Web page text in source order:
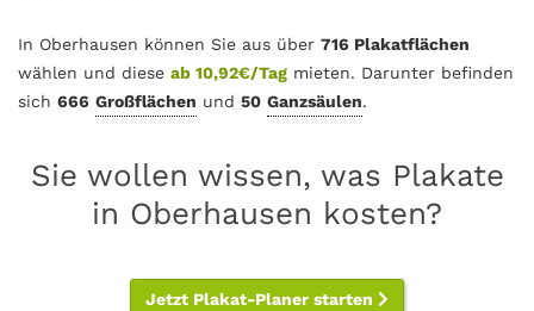
In Oberhausen können Sie aus über 716 Plakatflächen
wählen und diese ab 10,92€/Tag mieten. Darunter befinden
sich 666 Großflächen und 50 Ganzsäulen.
Sie wollen wissen, was Plakate
in Oberhausen kosten?
Jetzt Plakat-Planer starten